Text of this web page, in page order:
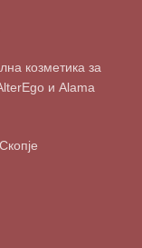
козметика за
и Alama